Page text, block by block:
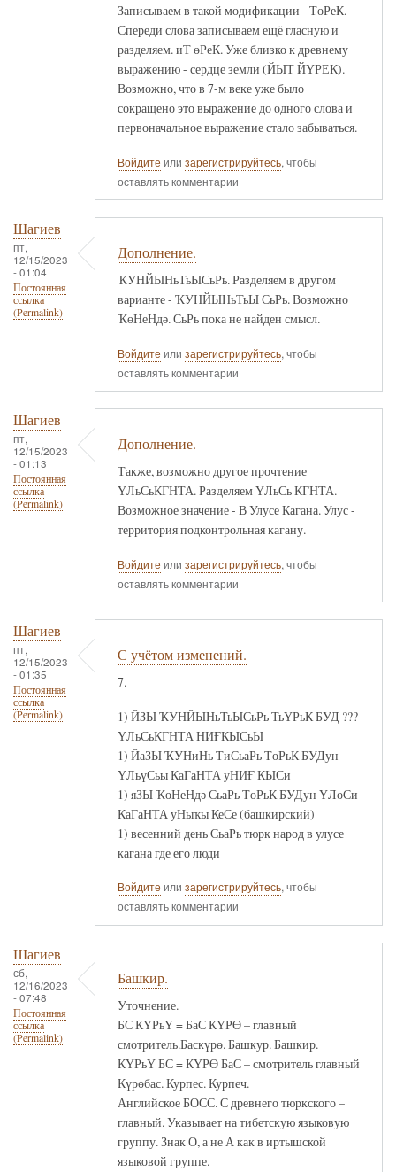
Записываем в такой модификации - ТөРеК.
Спереди слова записываем ещё гласную и
разделяем. иТ өРеК. Уже близко к древнему
выражению - сердце земли (ЙЫТ ЙҮРЕК).
Возможно, что в 7-м веке уже было
сокращено это выражение до одного слова и
первоначальное выражение стало забываться.
Войдите или зарегистрируйтесь, чтобы
оставлять комментарии
Шагиев
пт,
12/15/2023
- 01:04
Постоянная
ссылка
(Permalink)
Дополнение.
ҠУНЙЫНьТьЫСьРь. Разделяем в другом
варианте - ҠУНЙЫНьТьЫ СьРь. Возможно
ҠөНеНдә. СьРь пока не найден смысл.
Войдите или зарегистрируйтесь, чтобы
оставлять комментарии
Шагиев
пт,
12/15/2023
- 01:13
Постоянная
ссылка
(Permalink)
Дополнение.
Также, возможно другое прочтение
ҮЛьСьКГНТА. Разделяем ҮЛьСь КГНТА.
Возможное значение - В Улусе Кагана. Улус -
территория подконтрольная кагану.
Войдите или зарегистрируйтесь, чтобы
оставлять комментарии
Шагиев
пт,
12/15/2023
- 01:35
Постоянная
ссылка
(Permalink)
С учётом изменений.
7.
1) ЙЗЫ ҠУНЙЫНьТьЫСьРь ТьҮРьК БУД ???
ҮЛьСьКГНТА НИҒКЫСьЫ
1) ЙаЗЫ ҠУНиНь ТиСьаРь ТөРьК БУДун
ҮЛьүСьы КаГаНТА уНИҒ КЫСи
1) яЗЫ ҠөНеНдә СьаРь ТөРьК БУДун ҮЛөСи
КаГаНТА уНыҡы КеСе (башкирский)
1) весенний день СьаРь тюрк народ в улусе
кагана где его люди
Войдите или зарегистрируйтесь, чтобы
оставлять комментарии
Шагиев
сб,
12/16/2023
- 07:48
Постоянная
ссылка
(Permalink)
Башкир.
Уточнение.
БС КҮРьҮ = БаС КҮРӨ – главный
смотритель.Баскүрө. Башкур. Башкир.
КҮРьҮ БС = КҮРӨ БаС – смотритель главный
Күрөбас. Курпес. Курпеч.
Английское БОСС. С древнего тюркского –
главный. Указывает на тибетскую языковую
группу. Знак О, а не А как в иртышской
языковой группе.